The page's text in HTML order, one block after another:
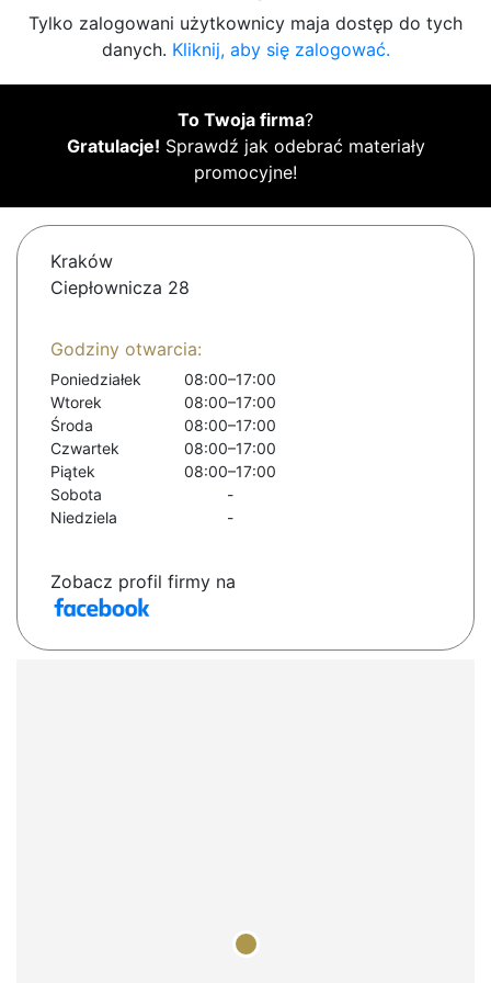
Tylko zalogowani użytkownicy maja dostęp do tych
danych. Kliknij, aby się zalogować.
To Twoja firma?
Gratulacje! Sprawdź jak odebrać materiały
promocyjne!
Kraków
Ciepłownicza 28
Godziny otwarcia:
Poniedziałek
08:00–17:00
Wtorek
08:00–17:00
Środa
08:00–17:00
Czwartek
08:00–17:00
Piątek
08:00–17:00
Sobota
-
Niedziela
-
Zobacz profil firmy na